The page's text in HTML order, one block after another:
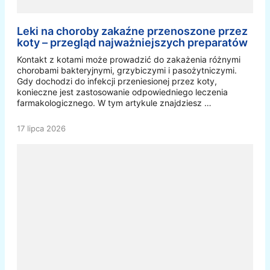
Leki na choroby zakaźne przenoszone przez
koty – przegląd najważniejszych preparatów
Kontakt z kotami może prowadzić do zakażenia różnymi
chorobami bakteryjnymi, grzybiczymi i pasożytniczymi.
Gdy dochodzi do infekcji przeniesionej przez koty,
konieczne jest zastosowanie odpowiedniego leczenia
farmakologicznego. W tym artykule znajdziesz …
17 lipca 2026